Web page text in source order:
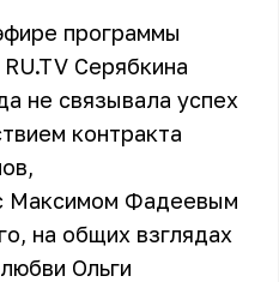
программы
Серябкина
не связывала успех
контракта
Максимом Фадеевым
на общих взглядах
Ольги